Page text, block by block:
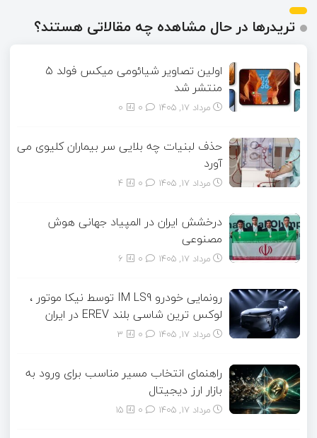
تریدرها در حال مشاهده چه مقالاتی هستند؟
اولین تصاویر شیائومی میکس فولد ۵
منتشر شد
مرداد ۱۷, ۱۴۰۵ 0
حذف لبنیات چه بلایی سر بیماران کلیوی می
آورد
مرداد ۱۷, ۱۴۰۵ 4
درخشش ایران در المپیاد جهانی هوش
مصنوعی
مرداد ۱۷, ۱۴۰۵ 6
رونمایی خودرو IM LS9 توسط نیکا موتور ،
لوکس ترین شاسی بلند EREV در ایران
مرداد ۱۷, ۱۴۰۵ 3
راهنمای انتخاب مسیر مناسب برای ورود به
بازار ارز دیجیتال
مرداد ۱۷, ۱۴۰۵ 15